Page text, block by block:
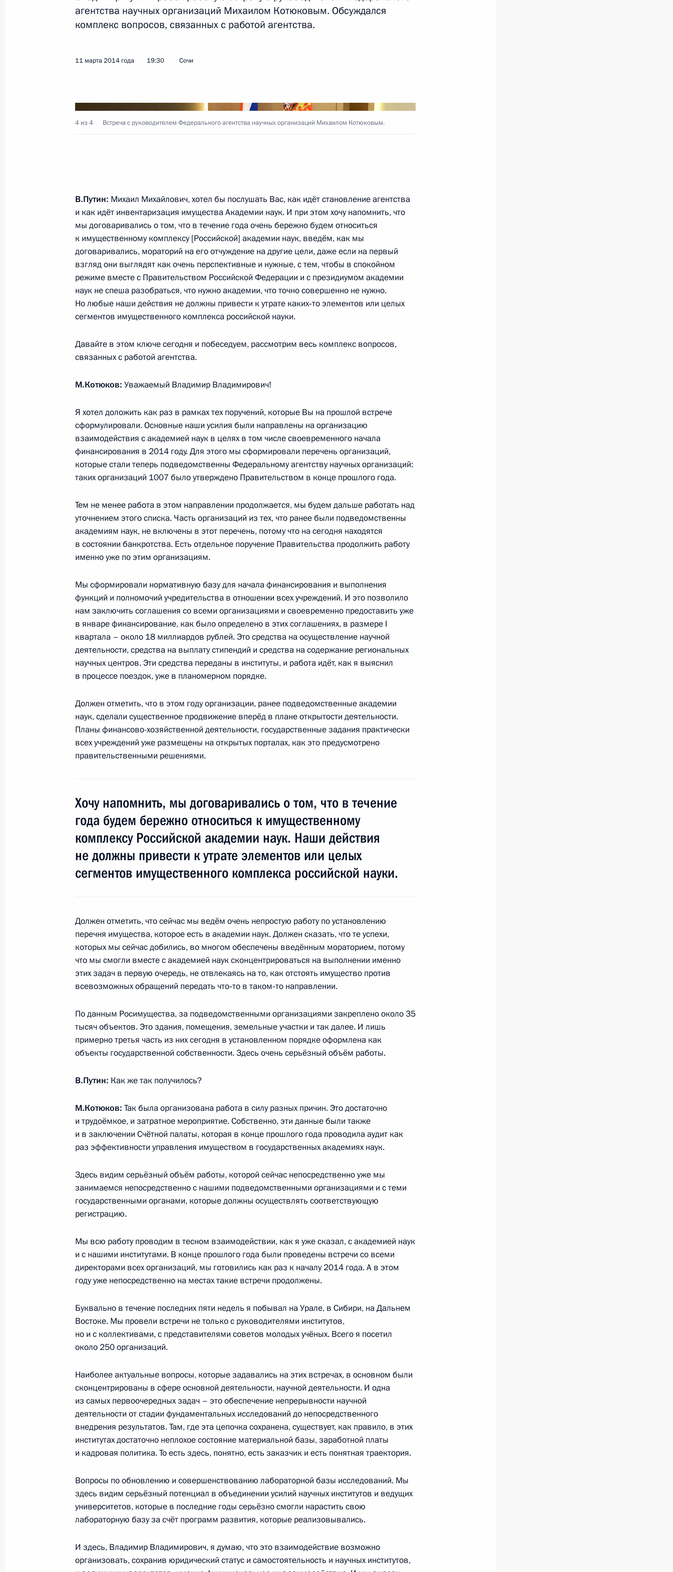
Поздравление бронзовому призёру Паралимпийских зимних игр
в соревнованиях по лыжным гонкам в спринте на дистанции 1
12 марта 2014 года, 18:20
Поздравление чемпионке Паралимпийских зимних игр
в соревнованиях по лыжным гонкам в спринте на дистанции 1
Поздравление лыжникам – победителям Паралимпийских зимних
игр в спринте на дистанции 1 километр Кириллу Михайлову,
Рушану Миннегулову и Владиславу Лекомцеву
12 марта 2014 года, 18:10
Поздравление серебряному призёру XI Паралимпийских зимних
игр в соревнованиях по лыжным гонкам в спринте на дистанции
1 километр Григорию Мурыгину
в соревнованиях по лыжным гонкам в спринте на дистанции 1
12 марта 2014 года, 18:00
Поздравление серебряному призёру XI Паралимпийских зимних
игр в соревнованиях по горнолыжному спорту в слаломе Инге
12 марта 2014 года, 17:50
Подписан закон о ратификации российско-китайского
12 марта 2014 года, 17:30
Поздравление чемпионке Паралимпийских зимних игр
в соревнованиях по горнолыжному спорту в слаломе Александре
Францевой
12 марта 2014 года, 17:20
Усилена административная ответственность должностных лиц
за выпуск на линию неисправных транспортных средств
12 марта 2014 года, 17:20
В Лесной кодекс внесены изменения, связанные с порядком
осуществления мероприятий по защите и воспроизводству лесов
12 марта 2014 года, 17:15
В законодательство внесены изменения, направленные
12 марта 2014 года, 17:10
Совещание по экономическим вопросам
12 марта 2014 года, 17:00 Сочи
В законодательство внесены изменения, направленные
на определение видов электронной подписи, используемых
в различных правоотношениях
12 марта 2014 года, 16:50
11 марта 2014 года, вторник
Рабочая встреча с руководителем Федерального агентства
11 марта 2014 года, 19:30 Сочи
Поздравление серебряному призёру Паралимпийских зимних игр
Будалеевой
11 марта 2014 года, 19:15
Поздравление чемпионке Паралимпийских зимних игр
в соревнованиях по биатлону в гонке преследования Михалине
Лысовой
Поздравление серебряному призёру Паралимпийских зимних игр
в соревнованиях по биатлону в гонке преследования Николаю
Полухину
11 марта 2014 года, 18:50
Поздравление Мишель Бачелет с вступлением в должность
Президента Чили
11 марта 2014 года, 18:40
Встреча с президентом Международного паралимпийского
агентства научных организаций Михаилом Котюковым. Обсуждался
комплекс вопросов, связанных с работой агентства.
11 марта 2014 года 19:30 Сочи
4 из 4 Встреча с руководителем Федерального агентства научных организаций Михаилом Котюковым.
В.Путин: Михаил Михайлович, хотел бы послушать Вас, как идёт становление агентства
и как идёт инвентаризация имущества Академии наук. И при этом хочу напомнить, что
мы договаривались о том, что в течение года очень бережно будем относиться
к имущественному комплексу [Российской] академии наук, введём, как мы
договаривались, мораторий на его отчуждение на другие цели, даже если на первый
взгляд они выглядят как очень перспективные и нужные, с тем, чтобы в спокойном
режиме вместе с Правительством Российской Федерации и с президиумом академии
наук не спеша разобраться, что нужно академии, что точно совершенно не нужно.
Но любые наши действия не должны привести к утрате каких‑то элементов или целых
сегментов имущественного комплекса российской науки.
Давайте в этом ключе сегодня и побеседуем, рассмотрим весь комплекс вопросов,
связанных с работой агентства.
М.Котюков: Уважаемый Владимир Владимирович!
Я хотел доложить как раз в рамках тех поручений, которые Вы на прошлой встрече
сформулировали. Основные наши усилия были направлены на организацию
взаимодействия с академией наук в целях в том числе своевременного начала
финансирования в 2014 году. Для этого мы сформировали перечень организаций,
которые стали теперь подведомственны Федеральному агентству научных организаций:
таких организаций 1007 было утверждено Правительством в конце прошлого года.
Тем не менее работа в этом направлении продолжается, мы будем дальше работать над
уточнением этого списка. Часть организаций из тех, что ранее были подведомственны
академиям наук, не включены в этот перечень, потому что на сегодня находятся
в состоянии банкротства. Есть отдельное поручение Правительства продолжить работу
именно уже по этим организациям.
Мы сформировали нормативную базу для начала финансирования и выполнения
функций и полномочий учредительства в отношении всех учреждений. И это позволило
нам заключить соглашения со всеми организациями и своевременно предоставить уже
в январе финансирование, как было определено в этих соглашениях, в размере I
квартала – около 18 миллиардов рублей. Это средства на осуществление научной
деятельности, средства на выплату стипендий и средства на содержание региональных
научных центров. Эти средства переданы в институты, и работа идёт, как я выяснил
в процессе поездок, уже в планомерном порядке.
Должен отметить, что в этом году организации, ранее подведомственные академии
наук, сделали существенное продвижение вперёд в плане открытости деятельности.
Планы финансово-хозяйственной деятельности, государственные задания практически
всех учреждений уже размещены на открытых порталах, как это предусмотрено
правительственными решениями.
Хочу напомнить, мы договаривались о том, что в течение
года будем бережно относиться к имущественному
комплексу Российской академии наук. Наши действия
не должны привести к утрате элементов или целых
сегментов имущественного комплекса российской науки.
Должен отметить, что сейчас мы ведём очень непростую работу по установлению
перечня имущества, которое есть в академии наук. Должен сказать, что те успехи,
которых мы сейчас добились, во многом обеспечены введённым мораторием, потому
что мы смогли вместе с академией наук сконцентрироваться на выполнении именно
этих задач в первую очередь, не отвлекаясь на то, как отстоять имущество против
всевозможных обращений передать что‑то в таком‑то направлении.
По данным Росимущества, за подведомственными организациями закреплено около 35
тысяч объектов. Это здания, помещения, земельные участки и так далее. И лишь
примерно третья часть из них сегодня в установленном порядке оформлена как
объекты государственной собственности. Здесь очень серьёзный объём работы.
В.Путин: Как же так получилось?
М.Котюков: Так была организована работа в силу разных причин. Это достаточно
и трудоёмкое, и затратное мероприятие. Собственно, эти данные были также
и в заключении Счётной палаты, которая в конце прошлого года проводила аудит как
раз эффективности управления имуществом в государственных академиях наук.
Здесь видим серьёзный объём работы, которой сейчас непосредственно уже мы
занимаемся непосредственно с нашими подведомственными организациями и с теми
государственными органами, которые должны осуществлять соответствующую
регистрацию.
Мы всю работу проводим в тесном взаимодействии, как я уже сказал, с академией наук
и с нашими институтами. В конце прошлого года были проведены встречи со всеми
директорами всех организаций, мы готовились как раз к началу 2014 года. А в этом
году уже непосредственно на местах такие встречи продолжены.
Буквально в течение последних пяти недель я побывал на Урале, в Сибири, на Дальнем
Востоке. Мы провели встречи не только с руководителями институтов,
но и с коллективами, с представителями советов молодых учёных. Всего я посетил
около 250 организаций.
Наиболее актуальные вопросы, которые задавались на этих встречах, в основном были
сконцентрированы в сфере основной деятельности, научной деятельности. И одна
из самых первоочередных задач – это обеспечение непрерывности научной
деятельности от стадии фундаментальных исследований до непосредственного
внедрения результатов. Там, где эта цепочка сохранена, существует, как правило, в этих
институтах достаточно неплохое состояние материальной базы, заработной платы
и кадровая политика. То есть здесь, понятно, есть заказчик и есть понятная траектория.
Вопросы по обновлению и совершенствованию лабораторной базы исследований. Мы
здесь видим серьёзный потенциал в объединении усилий научных институтов и ведущих
университетов, которые в последние годы серьёзно смогли нарастить свою
лабораторную базу за счёт программ развития, которые реализовывались.
И здесь, Владимир Владимирович, я думаю, что это взаимодействие возможно
организовать, сохранив юридический статус и самостоятельность и научных институтов,